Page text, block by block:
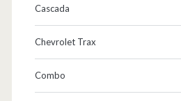
Cascada
Chevrolet Trax
Combo